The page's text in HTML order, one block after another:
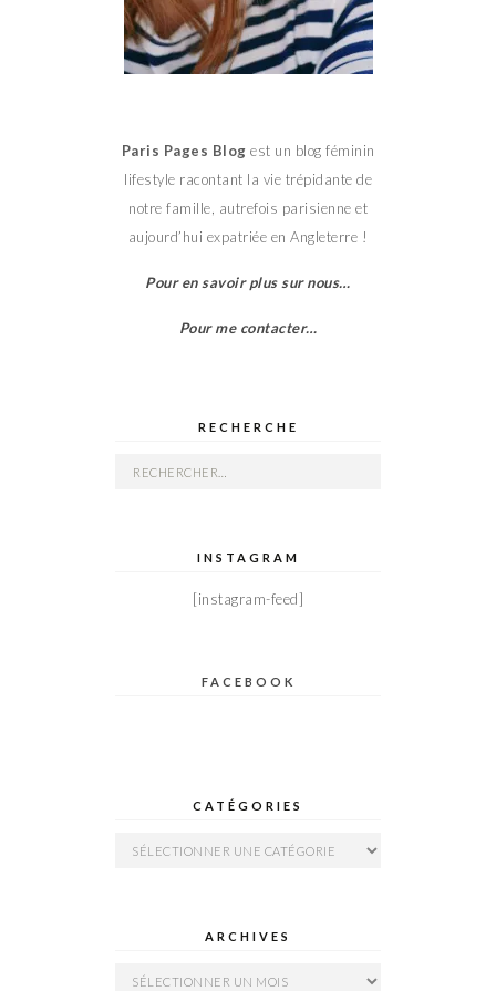
Paris Pages Blog est un blog féminin
lifestyle racontant la vie trépidante de
notre famille, autrefois parisienne et
aujourd’hui expatriée en Angleterre !
Pour en savoir plus sur nous…
Pour me contacter…
RECHERCHE
Rechercher :
INSTAGRAM
[instagram-feed]
FACEBOOK
CATÉGORIES
Catégories
ARCHIVES
Archives